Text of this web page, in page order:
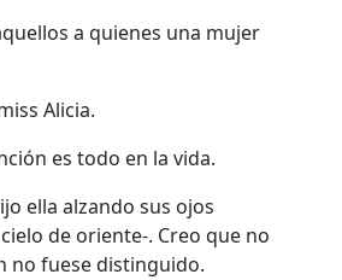
a quienes una mujer
Alicia.
es todo en la vida.
ella alzando sus ojos
de oriente-. Creo que no
no fuese distinguido.